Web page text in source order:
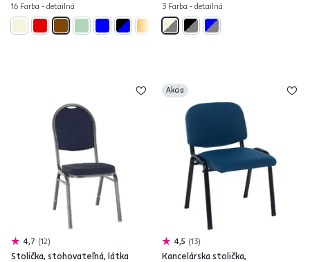
16 Farba - detailná 3 Farba - detailná
4,7 12
Stolička, stohovateľná, látka
Akcia
4,5 13
Kancelárska stolička,